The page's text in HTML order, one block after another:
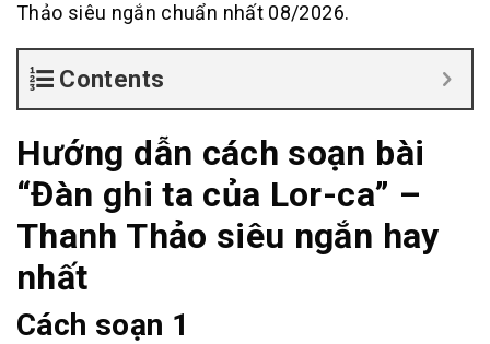
Thảo siêu ngắn chuẩn nhất 08/2026.
Contents
Hướng dẫn cách soạn bài
“Đàn ghi ta của Lor-ca” –
Thanh Thảo siêu ngắn hay
nhất
Cách soạn 1